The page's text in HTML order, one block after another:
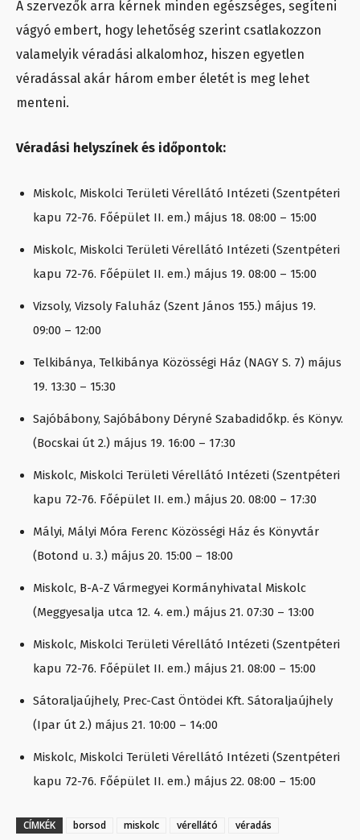
A szervezők arra kérnek minden egészséges, segíteni
vágyó embert, hogy lehetőség szerint csatlakozzon
valamelyik véradási alkalomhoz, hiszen egyetlen
véradással akár három ember életét is meg lehet
menteni.
Véradási helyszínek és időpontok:
Miskolc, Miskolci Területi Vérellátó Intézeti (Szentpéteri
kapu 72-76. Főépület II. em.) május 18. 08:00 – 15:00
Miskolc, Miskolci Területi Vérellátó Intézeti (Szentpéteri
kapu 72-76. Főépület II. em.) május 19. 08:00 – 15:00
Vizsoly, Vizsoly Faluház (Szent János 155.) május 19.
09:00 – 12:00
Telkibánya, Telkibánya Közösségi Ház (NAGY S. 7) május
19. 13:30 – 15:30
Sajóbábony, Sajóbábony Déryné Szabadidőkp. és Könyv.
(Bocskai út 2.) május 19. 16:00 – 17:30
Miskolc, Miskolci Területi Vérellátó Intézeti (Szentpéteri
kapu 72-76. Főépület II. em.) május 20. 08:00 – 17:30
Mályi, Mályi Móra Ferenc Közösségi Ház és Könyvtár
(Botond u. 3.) május 20. 15:00 – 18:00
Miskolc, B-A-Z Vármegyei Kormányhivatal Miskolc
(Meggyesalja utca 12. 4. em.) május 21. 07:30 – 13:00
Miskolc, Miskolci Területi Vérellátó Intézeti (Szentpéteri
kapu 72-76. Főépület II. em.) május 21. 08:00 – 15:00
Sátoraljaújhely, Prec-Cast Öntödei Kft. Sátoraljaújhely
(Ipar út 2.) május 21. 10:00 – 14:00
Miskolc, Miskolci Területi Vérellátó Intézeti (Szentpéteri
kapu 72-76. Főépület II. em.) május 22. 08:00 – 15:00
CÍMKÉK borsod miskolc vérellátó véradás